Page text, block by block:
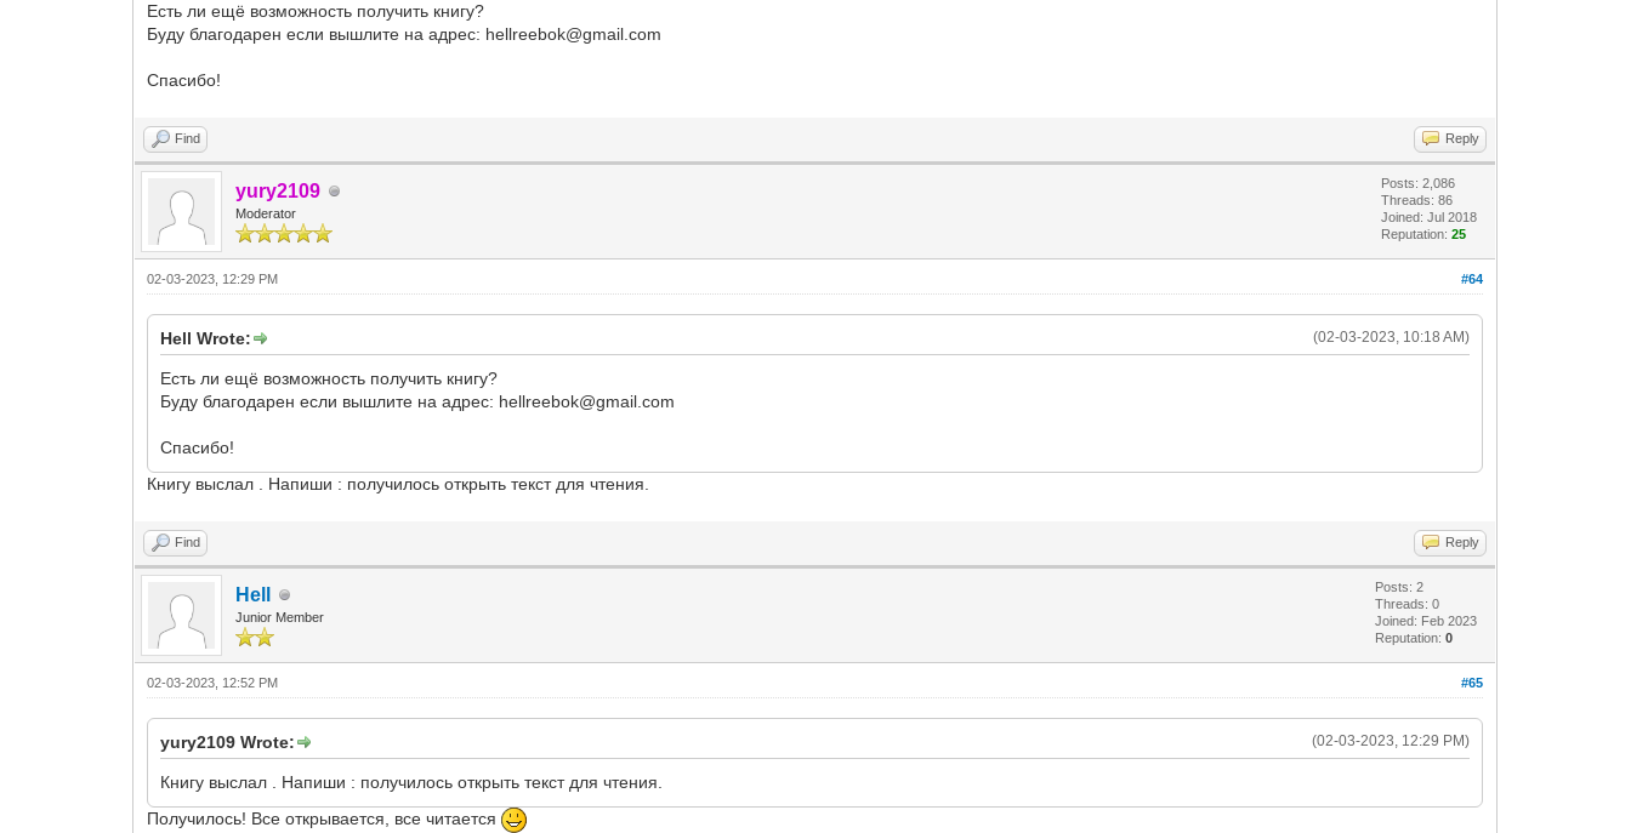
Есть ли ещё возможность получить книгу?
Буду благодарен если вышлите на адрес: hellreebok@gmail.com
Спасибо!
Find Reply
yury2109
Moderator
Posts: 2,086
Threads: 86
Joined: Jul 2018
Reputation:25
#64
02-03-2023, 12:29 PM
(02-03-2023, 10:18 AM)
Hell Wrote:
Есть ли ещё возможность получить книгу?
Буду благодарен если вышлите на адрес: hellreebok@gmail.com
Спасибо!
Книгу выслал . Напиши : получилось открыть текст для чтения.
Find Reply
Hell
Junior Member
Posts: 2
Threads: 0
Joined: Feb 2023
Reputation:0
#65
02-03-2023, 12:52 PM
(02-03-2023, 12:29 PM)
yury2109 Wrote:
Книгу выслал . Напиши : получилось открыть текст для чтения.
Получилось! Все открывается, все читается